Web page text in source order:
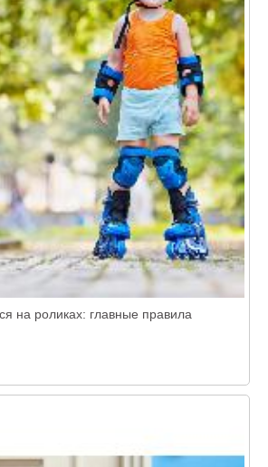
на роликах: главные правила